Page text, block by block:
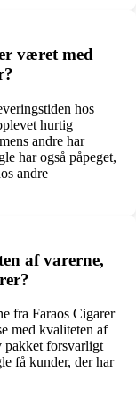
været med
hos
hurtig
andre har
har også påpeget,
andre
af varerne,
fra Faraos Cigarer
med kvaliteten af
pakket forsvarligt
få kunder, der har